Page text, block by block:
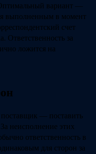
вариант —
выполненным в момент
счет
Ответственность за
ложится на
поставщик — поставить
неисполнение этих
ответственность в
для сторон за